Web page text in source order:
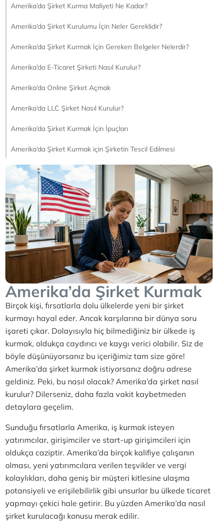
Amerika’da Şirket Kurma Maliyeti Ne Kadar?
Amerika’da Şirket Kurulumu İçin Neler Gereklidir?
Amerika’da Şirket Kurmak İçin Gereken Belgeler Nelerdir?
Amerika’da E-Ticaret Şirketi Nasıl Kurulur?
Amerika’da Online Şirket Açmak
Amerika’da LLC Şirket Nasıl Kurulur?
Amerika’da Şirket Kurmak İçin İpuçları
Amerika’da Şirket Kurmak için Şirketin Tescil Edilmesi
Amerika’da Şirket Kurmak
Birçok kişi, fırsatlarla dolu ülkelerde yeni bir şirket
kurmayı hayal eder. Ancak karşılarına bir dünya soru
işareti çıkar. Dolayısıyla hiç bilmediğiniz bir ülkede iş
kurmak, oldukça caydırıcı ve kaygı verici olabilir. Siz de
böyle düşünüyorsanız bu içeriğimiz tam size göre!
Amerika’da şirket kurmak istiyorsanız doğru adrese
geldiniz. Peki, bu nasıl olacak? Amerika’da şirket nasıl
kurulur? Dilerseniz, daha fazla vakit kaybetmeden
detaylara geçelim.
Sunduğu fırsatlarla Amerika, iş kurmak isteyen
yatırımcılar, girişimciler ve start-up girişimcileri için
oldukça caziptir. Amerika’da birçok kalifiye çalışanın
olması, yeni yatırımcılara verilen teşvikler ve vergi
kolaylıkları, daha geniş bir müşteri kitlesine ulaşma
potansiyeli ve erişilebilirlik gibi unsurlar bu ülkede ticaret
yapmayı çekici hale getirir. Bu yüzden Amerika’da nasıl
şirket kurulacağı konusu merak edilir.